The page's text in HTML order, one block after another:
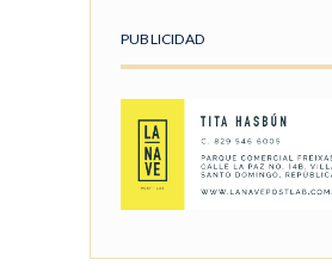
PUBLICIDAD